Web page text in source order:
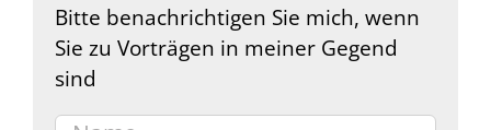
Bitte benachrichtigen Sie mich, wenn
Sie zu Vorträgen in meiner Gegend
sind